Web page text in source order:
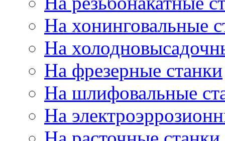
На хонинговальные
На
На фрезерные станки
На шлифовальные
На